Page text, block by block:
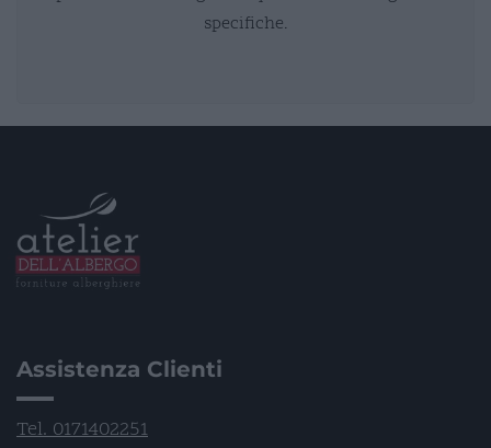
specifiche.
Assistenza Clienti
Tel. 0171402251